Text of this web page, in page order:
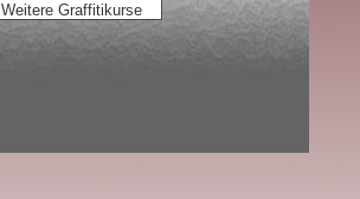
Weitere Graffitikurse